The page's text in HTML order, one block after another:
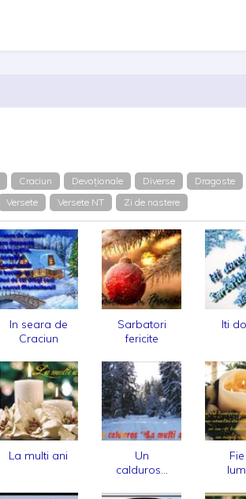
Craciun Devoționale Diverse
Dragoste
Versete Versete NT Zi de nastere
In seara de
Craciun
Sarbatori
fericite
Iti
La multi ani
Un
calduros...